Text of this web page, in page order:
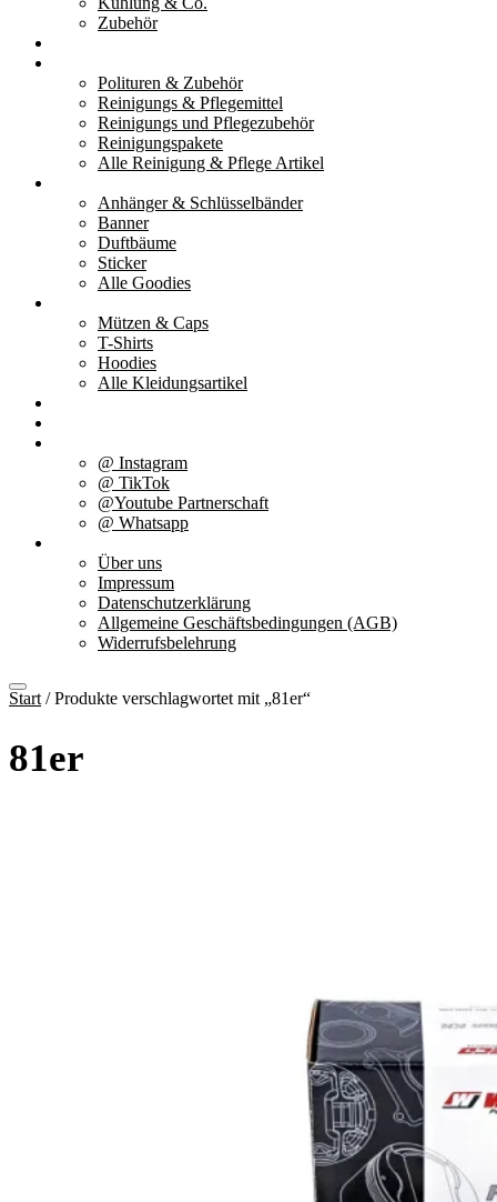
Zubehör
Polituren & Zubehör
Reinigungs & Pflegemittel
Reinigungs und Pflegezubehör
Reinigungspakete
Alle Reinigung & Pflege Artikel
Anhänger & Schlüsselbänder
Banner
Duftbäume
Sticker
Alle Goodies
Mützen & Caps
T-Shirts
Hoodies
Alle Kleidungsartikel
@ Instagram
@ TikTok
@Youtube Partnerschaft
@ Whatsapp
Über uns
Impressum
Datenschutzerklärung
Allgemeine Geschäftsbedingungen (AGB)
Widerrufsbelehrung
Start / Produkte verschlagwortet mit „81er“
81er